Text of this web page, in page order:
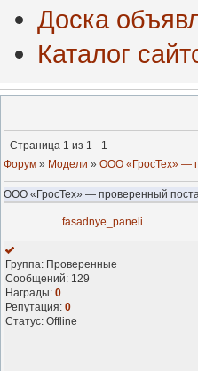
Доска
Каталог
Страница 1 из 1
1
Форум » Модели » ООО «ГросТех» —
ООО «ГросТех» — проверенный
fasadnye_paneli
Группа: Проверенные
Сообщений: 129
Награды: 0
Репутация: 0
Статус: Offline